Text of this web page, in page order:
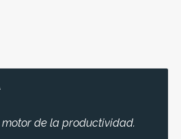
de la productividad.